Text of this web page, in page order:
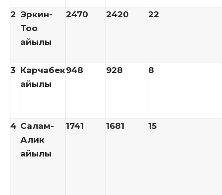
2 Эркин-
Тоо
айылы
2470 2420 22
3 Карчабек
айылы
948 928 8
4 Салам-
Алик
айылы
1741 1681 15